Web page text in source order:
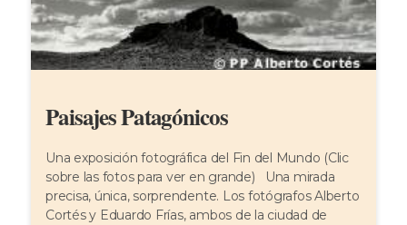
Paisajes Patagónicos
Una exposición fotográfica del Fin del Mundo (Clic
sobre las fotos para ver en grande) Una mirada
precisa, única, sorprendente. Los fotógrafos Alberto
Cortés y Eduardo Frías, ambos de la ciudad de